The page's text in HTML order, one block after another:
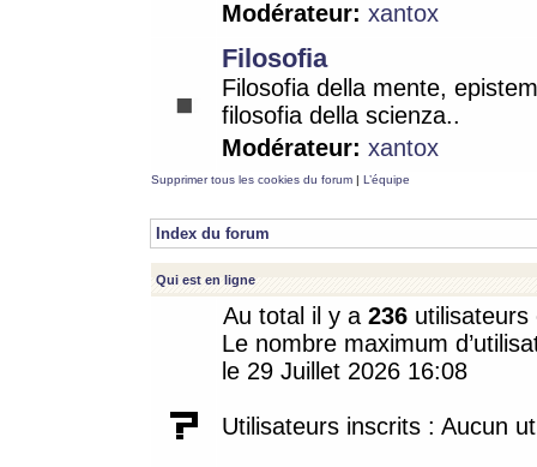
Modérateur: xantox
Filosofia
Filosofia della mente,
filosofia della scienza..
Modérateur: xantox
Supprimer tous les cookies du forum | L’équipe
Index du forum
Qui est en ligne
Au total il y a 236
Le nombre maximum
le 29 Juillet 2026 16:08
Utilisateurs inscrits : Aucun